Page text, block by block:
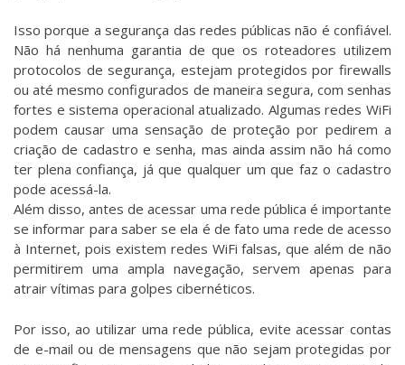
Isso porque a segurança das redes públicas não é confiável.
Não há nenhuma garantia de que os roteadores utilizem
protocolos de segurança, estejam protegidos por firewalls
ou até mesmo configurados de maneira segura, com senhas
fortes e sistema operacional atualizado. Algumas redes WiFi
podem causar uma sensação de proteção por pedirem a
criação de cadastro e senha, mas ainda assim não há como
ter plena confiança, já que qualquer um que faz o cadastro
pode acessá-la.
Além disso, antes de acessar uma rede pública é importante
se informar para saber se ela é de fato uma rede de acesso
à Internet, pois existem redes WiFi falsas, que além de não
permitirem uma ampla navegação, servem apenas para
atrair vítimas para golpes cibernéticos.
Por isso, ao utilizar uma rede pública, evite acessar contas
de e-mail ou de mensagens que não sejam protegidas por